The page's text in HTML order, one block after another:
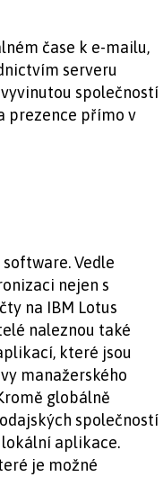
čase k e-mailu,
serveru
společností
prezence přímo v
Vedle
nejen s
na IBM Lotus
naleznou také
které jsou
manažerského
globálně
společností
aplikace.
je možné